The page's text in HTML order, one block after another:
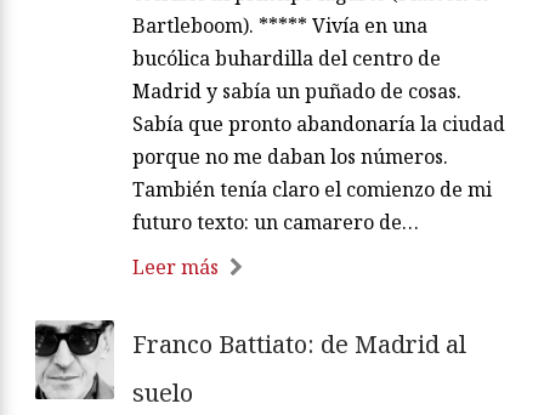
Bartleboom). ***** Vivía en una
bucólica buhardilla del centro de
Madrid y sabía un puñado de cosas.
Sabía que pronto abandonaría la ciudad
porque no me daban los números.
También tenía claro el comienzo de mi
futuro texto: un camarero de…
Leer más
Franco Battiato: de Madrid al
suelo